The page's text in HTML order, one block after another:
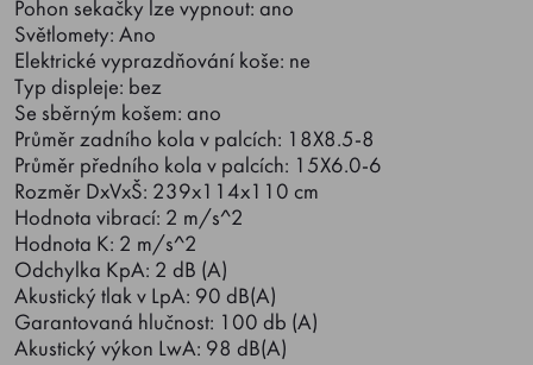
Pohon sekačky lze vypnout: ano
Světlomety: Ano
Elektrické vyprazdňování koše: ne
Typ displeje: bez
Se sběrným košem: ano
Průměr zadního kola v palcích: 18X8.5-8
Průměr předního kola v palcích: 15X6.0-6
Rozměr DxVxŠ: 239x114x110 cm
Hodnota vibrací: 2 m/s^2
Hodnota K: 2 m/s^2
Odchylka KpA: 2 dB (A)
Akustický tlak v LpA: 90 dB(A)
Garantovaná hlučnost: 100 db (A)
Akustický výkon LwA: 98 dB(A)